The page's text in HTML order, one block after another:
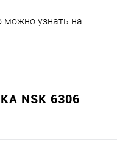
узнать на
NSK 6306